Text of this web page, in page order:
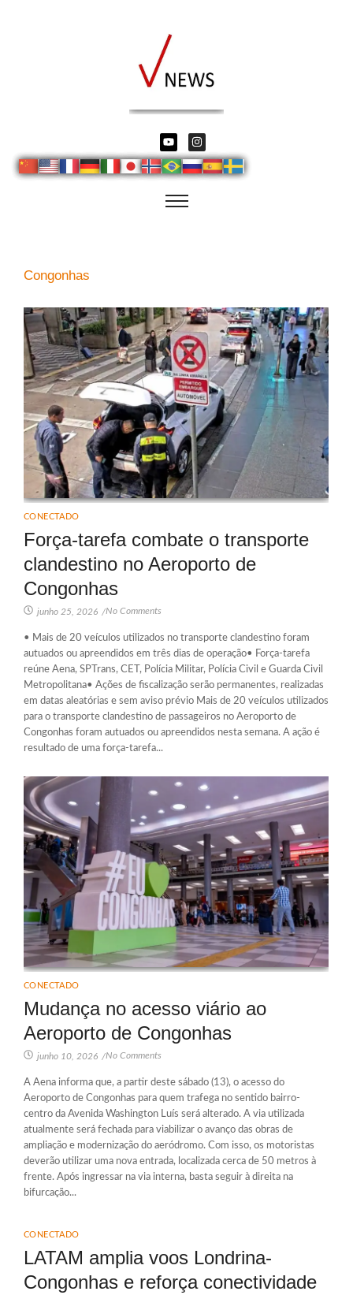
Congonhas
CONECTADO
Força-tarefa combate o transporte
clandestino no Aeroporto de
Congonhas
junho 25, 2026 /No Comments
• Mais de 20 veículos utilizados no transporte clandestino foram
autuados ou apreendidos em três dias de operação• Força-tarefa
reúne Aena, SPTrans, CET, Polícia Militar, Polícia Civil e Guarda Civil
Metropolitana• Ações de fiscalização serão permanentes, realizadas
em datas aleatórias e sem aviso prévio Mais de 20 veículos utilizados
para o transporte clandestino de passageiros no Aeroporto de
Congonhas foram autuados ou apreendidos nesta semana. A ação é
resultado de uma força-tarefa...
CONECTADO
Mudança no acesso viário ao
Aeroporto de Congonhas
junho 10, 2026 /No Comments
A Aena informa que, a partir deste sábado (13), o acesso do
Aeroporto de Congonhas para quem trafega no sentido bairro-
centro da Avenida Washington Luís será alterado. A via utilizada
atualmente será fechada para viabilizar o avanço das obras de
ampliação e modernização do aeródromo. Com isso, os motoristas
deverão utilizar uma nova entrada, localizada cerca de 50 metros à
frente. Após ingressar na via interna, basta seguir à direita na
bifurcação...
CONECTADO
LATAM amplia voos Londrina-
Congonhas e reforça conectividade